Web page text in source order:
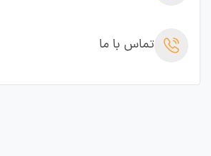
تماس با ما